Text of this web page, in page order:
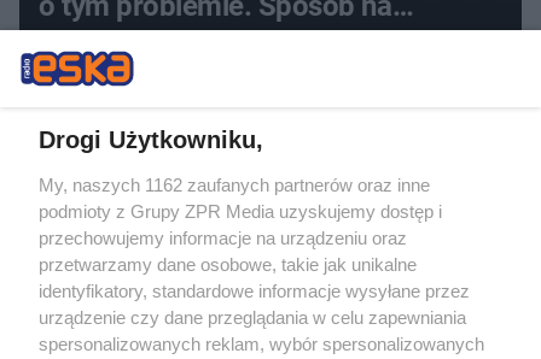
pociemniałą biżuterię
DOMOWE TRIKI
Zwilż kartkę i połóż na parapecie.
Drogi Użytkowniku,
My, naszych 1162 zaufanych partnerów oraz inne
podmioty z Grupy ZPR Media uzyskujemy dostęp i
przechowujemy informacje na urządzeniu oraz
przetwarzamy dane osobowe, takie jak unikalne
identyfikatory, standardowe informacje wysyłane przez
urządzenie czy dane przeglądania w celu zapewniania
spersonalizowanych reklam, wybór spersonalizowanych